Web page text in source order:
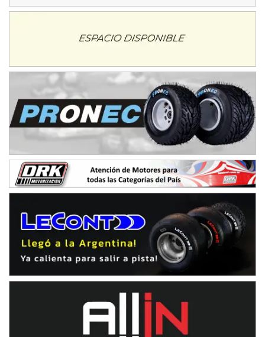
Juan Navarro (Asfalto)
COBERTURA ESPECIAL DE E-KART.COM.AR
IAME SERIES ARGENTINA 6
Ramiro Tot (Asfalto)
Baradero (Buenos Aires)
KDO - F6
Ciudad de Trenque Lauquen (Asfalto)
ENTRERRIANO - F6 (POSTERGADA)
Parque de la Velocidad (Asfalto)
Villaguay (Entre Ríos)
El Cerro (Tierra)
Victoria (Entre Ríos)
Moto Club Reginense (Tierra)
Gral. E. Godoy (Río Negro)
Juventud Unida (Tierra)